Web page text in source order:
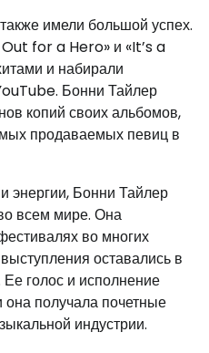
имели большой успех.
for a Hero» и «It’s a
и набирали
Бонни Тайлер
копий своих альбомов,
продаваемых певиц в
энергии, Бонни Тайлер
всем мире. Она
во многих
оставались в
голос и исполнение
она получала почетные
индустрии.